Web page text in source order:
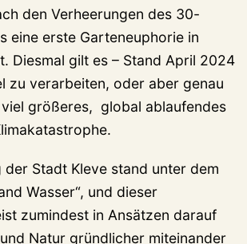
den Verheerungen des 30-
eine erste Garteneuphorie in
Diesmal gilt es – Stand April 2024
zu verarbeiten, oder aber genau
viel größeres, global ablaufendes
der Stadt Kleve stand unter dem
Wasser“, und dieser
zumindest in Ansätzen darauf
Natur gründlicher miteinander